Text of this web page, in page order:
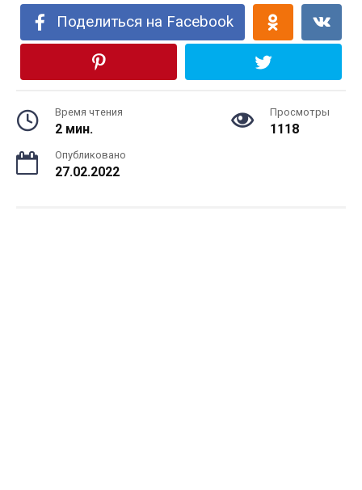
Поделиться на Facebook
Время чтения
2 мин.
Просмотры
1118
Опубликовано
27.02.2022